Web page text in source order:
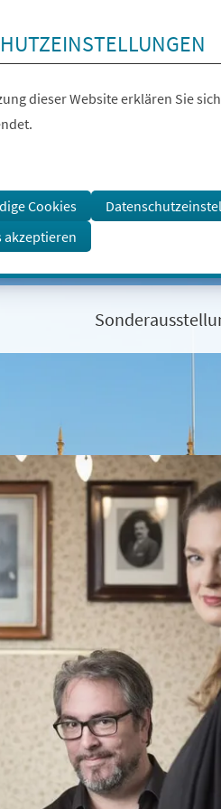
dieser Website erklären Sie
Cookies
akzeptieren